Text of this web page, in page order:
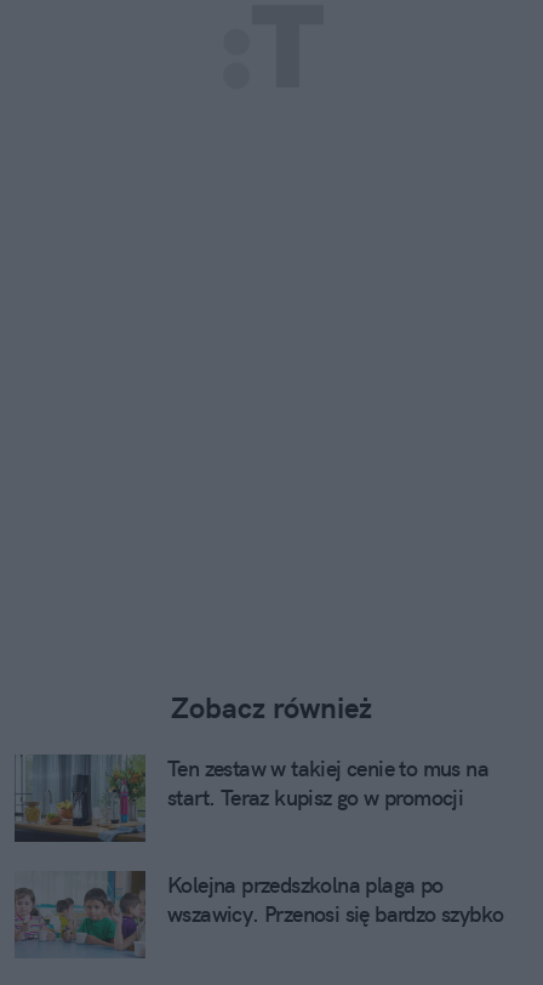
Zobacz również
Ten zestaw w takiej cenie to mus na
start. Teraz kupisz go w promocji
Kolejna przedszkolna plaga po
wszawicy. Przenosi się bardzo szybko